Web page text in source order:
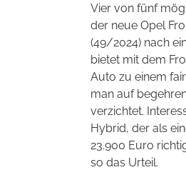
Vier von fünf
der neue Opel
(49/2024) nach
bietet mit dem
Auto zu einem
man auf
verzichtet.
Hybrid, der als
23.900 Euro
so das Urteil.